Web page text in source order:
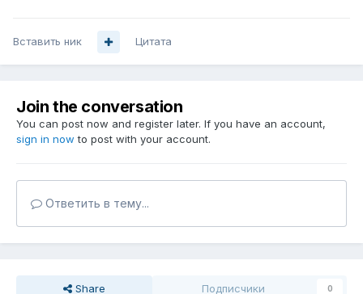
Вставить ник Цитата
Join the conversation
You can post now and register later. If you have an account,
sign in now to post with your account.
Ответить в тему...
Share Подписчики 0